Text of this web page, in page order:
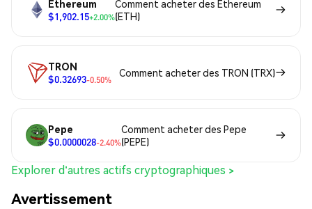
Ethereum
$1,902.15+2.00%
Comment acheter des Ethereum
(ETH)
TRON
$0.32693-0.50%
Comment acheter des TRON (TRX)
Pepe
$0.0000028-2.40%
Comment acheter des Pepe
(PEPE)
Explorer d'autres actifs cryptographiques >
Avertissement